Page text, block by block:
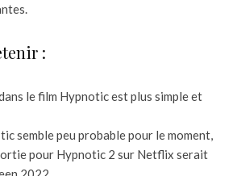
:
le film Hypnotic est plus simple et
semble peu probable pour le moment,
pour Hypnotic 2 sur Netflix serait